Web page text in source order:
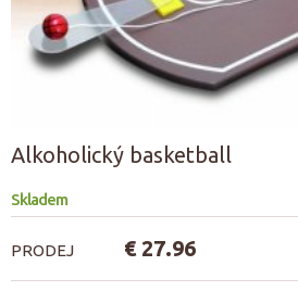
Alkoholický basketball
Skladem
PRODEJ € 27.96